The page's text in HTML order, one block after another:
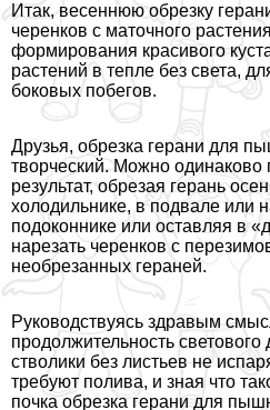
Итак, весеннюю обрезку
черенков с маточного
формирования красивого
растений в тепле без света,
боковых побегов.
Друзья, обрезка герани для
творческий. Можно одинаково
результат, обрезая герань
холодильнике, в подвале или
подоконнике или оставляя в
нарезать черенков с
необрезанных гераней.
Руководствуясь здравым
продолжительность светового
стволики без листьев не
требуют полива, и зная что
почка обрезка герани для